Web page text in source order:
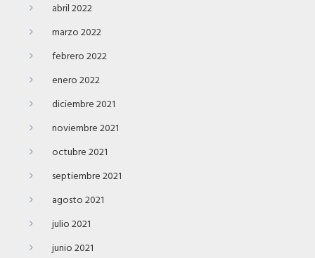
abril 2022
marzo 2022
febrero 2022
enero 2022
diciembre 2021
noviembre 2021
octubre 2021
septiembre 2021
agosto 2021
julio 2021
junio 2021